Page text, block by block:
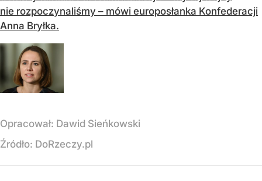
nie rozpoczynaliśmy – mówi europosłanka Konfederacji
Anna Bryłka.
Opracował: Dawid Sieńkowski
Źródło: DoRzeczy.pl